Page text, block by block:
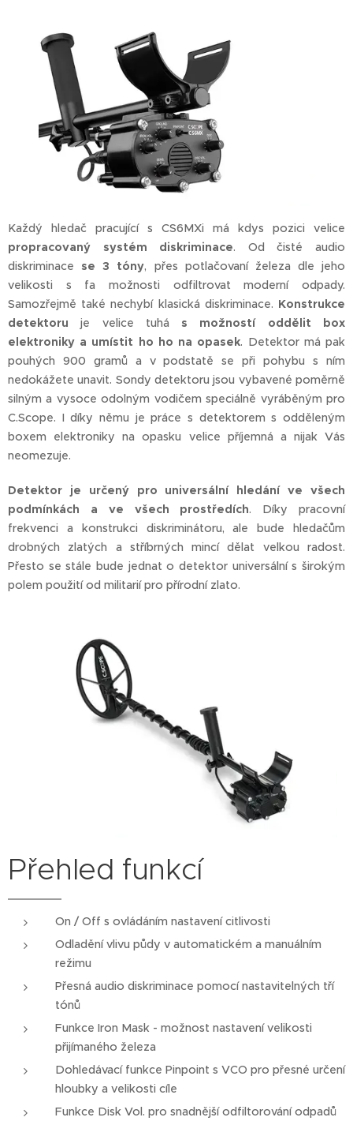
Každý hledač pracující s CS6MXi má kdys pozici velice
propracovaný systém diskriminace. Od čisté audio
diskriminace se 3 tóny, přes potlačovaní železa dle jeho
velikosti s fa možnosti odfiltrovat moderní odpady.
Samozřejmě také nechybí klasická diskriminace. Konstrukce
detektoru je velice tuhá s možností oddělit box
elektroniky a umístit ho ho na opasek. Detektor má pak
pouhých 900 gramů a v podstatě se při pohybu s ním
nedokážete unavit. Sondy detektoru jsou vybavené poměrně
silným a vysoce odolným vodičem speciálně vyráběným pro
C.Scope. I díky němu je práce s detektorem s odděleným
boxem elektroniky na opasku velice příjemná a nijak Vás
neomezuje.
Detektor je určený pro universální hledání ve všech
podmínkách a ve všech prostředích. Díky pracovní
frekvenci a konstrukci diskriminátoru, ale bude hledačům
drobných zlatých a stříbrných mincí dělat velkou radost.
Přesto se stále bude jednat o detektor universální s širokým
polem použití od militarií pro přírodní zlato.
Přehled funkcí
On / Off s ovládáním nastavení citlivosti
Odladění vlivu půdy v automatickém a manuálním
režimu
Přesná audio diskriminace pomocí nastavitelných tří
tónů
Funkce Iron Mask - možnost nastavení velikosti
přijímaného železa
Dohledávací funkce Pinpoint s VCO pro přesné určení
hloubky a velikosti cíle
Funkce Disk Vol. pro snadnější odfiltorování odpadů